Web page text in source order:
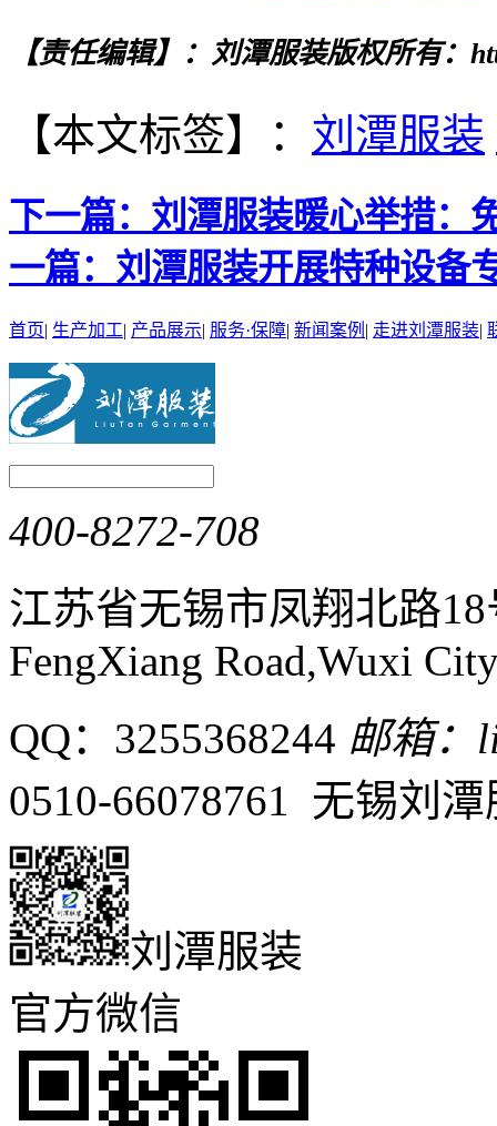
【责任编辑】：刘潭服装版权所有：
【本文标签】： 刘潭服装
下一篇： 刘潭服装暖心举措：
一篇： 刘潭服装开展特种设备
首页| 生产加工| 产品展示| 服务·保障| 新闻案例 | 走进刘潭服装|
400-8272-708
江苏省无锡市凤翔北路
FengXiang Road,Wuxi
QQ：3255368244 邮箱：
0510-66078761 无锡刘
刘潭服装
官方微信